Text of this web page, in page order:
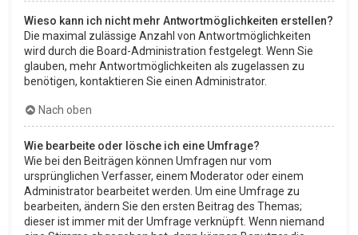
Wieso kann ich nicht mehr Antwortmöglichkeiten erstellen?
Die maximal zulässige Anzahl von Antwortmöglichkeiten
wird durch die Board-Administration festgelegt. Wenn Sie
glauben, mehr Antwortmöglichkeiten als zugelassen zu
benötigen, kontaktieren Sie einen Administrator.
Nach oben
Wie bearbeite oder lösche ich eine Umfrage?
Wie bei den Beiträgen können Umfragen nur vom
ursprünglichen Verfasser, einem Moderator oder einem
Administrator bearbeitet werden. Um eine Umfrage zu
bearbeiten, ändern Sie den ersten Beitrag des Themas;
dieser ist immer mit der Umfrage verknüpft. Wenn niemand